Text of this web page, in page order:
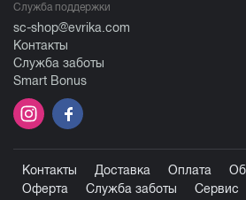
Служба поддержки
sc-shop@evrika.com
Контакты
Служба заботы
Smart Bonus
Контакты Доставка Оплата
Оферта
Служба заботы Сервис